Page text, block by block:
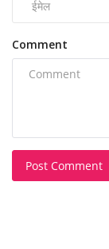
Comment
Post Comment